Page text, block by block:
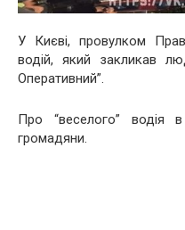
У Києві, провулком
водій, який закликав
Оперативний”.
Про “веселого” водія
громадяни.